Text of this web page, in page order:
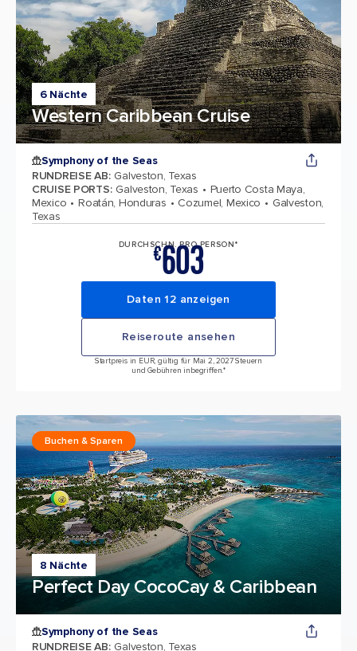
6 Nächte
Western Caribbean Cruise
Symphony of the Seas
RUNDREISE AB: Galveston, Texas
CRUISE PORTS: Galveston, Texas
Puerto Costa Maya,
Mexico
Roatán, Honduras Cozumel, Mexico
Galveston,
Texas
DURCHSCHN. PRO PERSON*
€603
Daten 12 anzeigen
Reiseroute ansehen
Startpreis in EUR, gültig für Mai 2, 2027 Steuern
und Gebühren inbegriffen.*
8 Nächte
Perfect Day CocoCay & Caribbean
Buchen & Sparen
Symphony of the Seas
RUNDREISE AB: Galveston, Texas